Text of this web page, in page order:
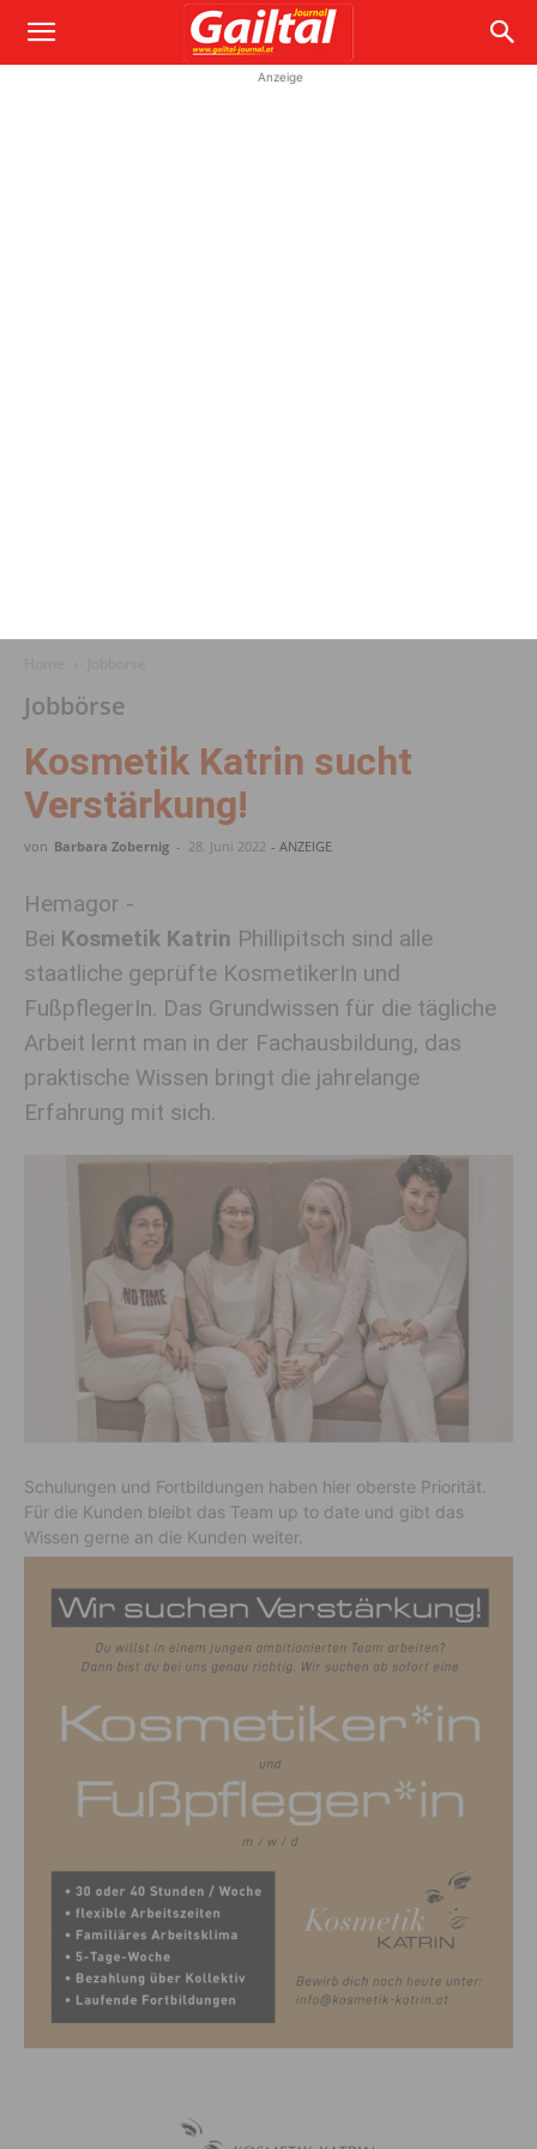
Anzeige
Jobbörse
Kosmetik Katrin sucht
Verstärkung!
von Barbara Zobernig - 28. Juni 2022 - ANZEIGE
Hemagor -
Bei Kosmetik Katrin Phillipitsch sind alle
staatliche geprüfte KosmetikerIn und
FußpflegerIn. Das Grundwissen für die tägliche
Arbeit lernt man in der Fachausbildung, das
praktische Wissen bringt die jahrelange
Erfahrung mit sich.
Schulungen und Fortbildungen haben hier oberste Priorität.
Für die Kunden bleibt das Team up to date und gibt das
Wissen gerne an die Kunden weiter.